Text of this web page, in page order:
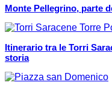
Monte Pellegrino, parte
Itinerario tra le Torri
storia